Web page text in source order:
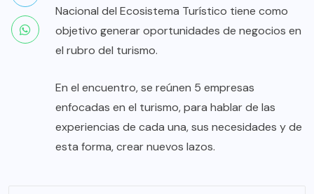
Nacional del Ecosistema Turístico tiene como
objetivo generar oportunidades de negocios en
el rubro del turismo.
En el encuentro, se reúnen 5 empresas
enfocadas en el turismo, para hablar de las
experiencias de cada una, sus necesidades y de
esta forma, crear nuevos lazos.